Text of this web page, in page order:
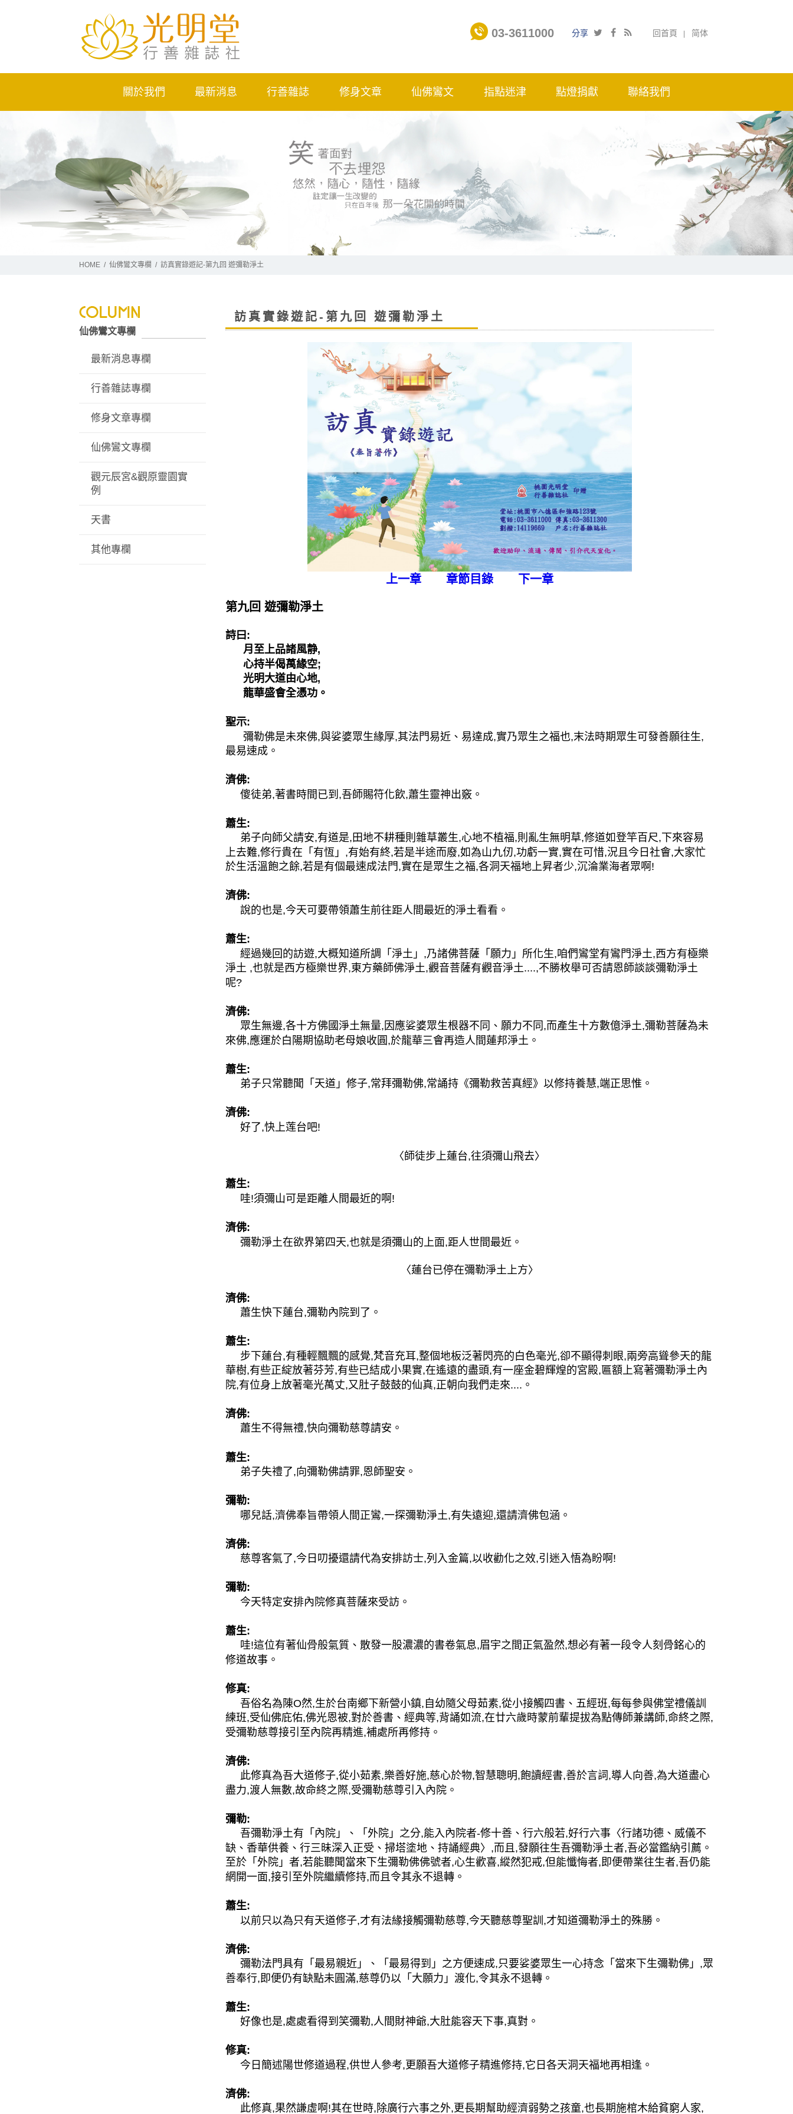
回首頁 简体
分享
03-3611000
關於我們 最新消息 行善雜誌 修身文章 仙佛鸞文 指點迷津 點燈捐獻 聯絡我們
HOME 仙佛鸞文專欄 訪真實錄遊記-第九回 遊彌勒淨土
訪真實錄遊記-第九回 遊彌勒淨土
上一章 章節目錄 下一章
第九回 遊彌勒淨土
詩曰:
月至上品諸風静,
心持半偈萬緣空;
光明大道由心地,
龍華盛會全憑功。
聖示:
彌勒佛是未來佛,與娑婆眾生緣厚,其法門易近、易達成,實乃眾生之福也,末法時期眾生可發善願往生,
最易速成。
濟佛:
傻徒弟,著書時間已到,吾師賜符化飲,蕭生靈神出竅。
蕭生:
弟子向師父請安,有道是,田地不耕種則雜草叢生,心地不植福,則亂生無明草,修道如登竿百尺,下來容易
上去難,修行貴在「有恆」,有始有終,若是半途而廢,如為山九仞,功虧一實,實在可惜,況且今日社會,大家忙
於生活溫飽之餘,若是有個最速成法門,實在是眾生之福,各洞天福地上昇者少,沉淪業海者眾啊!
濟佛:
說的也是,今天可要帶領蕭生前往距人間最近的淨土看看。
蕭生:
經過幾回的訪遊,大概知道所調「淨土」,乃諸佛菩薩「願力」所化生,咱們鸞堂有鸞門淨土,西方有極樂
淨土 ,也就是西方極樂世界,東方藥師佛淨土,觀音菩薩有觀音淨土....,不勝枚舉可否請恩師談談彌勒淨土
呢?
濟佛:
眾生無邊,各十方佛國淨土無量,因應娑婆眾生根器不同、願力不同,而產生十方數億淨土,彌勒菩薩為未
來佛,應運於白陽期協助老母娘收圓,於龍華三會再造人間蓮邦淨土。
蕭生:
弟子只常聽聞「天道」修子,常拜彌勒佛,常誦持《彌勒救苦真經》以修持養慧,端正思惟。
濟佛:
好了,快上莲台吧!
〈師徒步上蓮台,往須彌山飛去〉
蕭生:
哇!須彌山可是距離人間最近的啊!
濟佛:
彌勒淨土在欲界第四天,也就是須彌山的上面,距人世間最近。
〈蓮台已停在彌勒淨土上方〉
濟佛:
蕭生快下蓮台,彌勒內院到了。
蕭生:
步下蓮台,有種輕飄飄的感覺,梵音充耳,整個地板泛著閃亮的白色毫光,卻不顯得刺眼,兩旁高聳參天的龍
華樹,有些正綻放著芬芳,有些已結成小果實,在遙遠的盡頭,有一座金碧輝煌的宮殿,匾額上寫著彌勒淨土內
院,有位身上放著毫光萬丈,又肚子鼓鼓的仙真,正朝向我們走來....。
濟佛:
蕭生不得無禮,快向彌勒慈尊請安。
蕭生:
弟子失禮了,向彌勒佛請罪,恩師聖安。
彌勒:
哪兒話,濟佛奉旨帶領人間正鸞,一探彌勒淨土,有失遠迎,還請濟佛包涵。
濟佛:
慈尊客氣了,今日叨擾還請代為安排訪士,列入金篇,以收勸化之效,引迷入悟為盼啊!
彌勒:
今天特定安排內院修真菩薩來受訪。
蕭生:
哇!這位有著仙骨般氣質、散發一股濃濃的書卷氣息,眉宇之間正氣盈然,想必有著一段令人刻骨銘心的
修道故事。
修真:
吾俗名為陳O然,生於台南鄉下新營小鎮,自幼隨父母茹素,從小接觸四書、五經班,每每參與佛堂禮儀訓
練班,受仙佛庇佑,佛光恩被,對於善書、經典等,背誦如流,在廿六歲時蒙前輩提拔為點傳師兼講師,命終之際,
受彌勒慈尊接引至內院再精進,補處所再修持。
濟佛:
此修真為吾大道修子,從小茹素,樂善好施,慈心於物,智慧聰明,飽讀經書,善於言詞,導人向善,為大道盡心
盡力,渡人無數,故命終之際,受彌勒慈尊引入內院。
彌勒:
吾彌勒淨土有「內院」、「外院」之分,能入內院者-修十善、行六般若,好行六事〈行諸功德、威儀不
缺、香華供養、行三昧深入正受、掃塔塗地、持誦經典〉,而且,發願往生吾彌勒淨土者,吾必當鑑納引薦。
至於「外院」者,若能聽聞當來下生彌勒佛佛號者,心生歡喜,縱然犯戒,但能懺悔者,即便帶業往生者,吾仍能
網開一面,接引至外院繼續修持,而且令其永不退轉。
蕭生:
以前只以為只有天道修子,才有法緣接觸彌勒慈尊,今天聽慈尊聖訓,才知道彌勒淨土的殊勝。
濟佛:
彌勒法門具有「最易親近」、「最易得到」之方便速成,只要娑婆眾生一心持念「當來下生彌勒佛」,眾
善奉行,即便仍有缺點未圓滿,慈尊仍以「大願力」渡化,令其永不退轉。
蕭生:
好像也是,處處看得到笑彌勒,人間財神爺,大肚能容天下事,真對。
修真:
今日簡述陽世修道過程,供世人參考,更願吾大道修子精進修持,它日各天洞天福地再相逢。
濟佛:
此修真,果然謙虛啊!其在世時,除廣行六事之外,更長期幫助經濟弱勢之孩童,也長期施棺木給貧窮人家,
仙佛鸞文專欄
最新消息專欄
行善雜誌專欄
修身文章專欄
仙佛鸞文專欄
觀元辰宮&觀原靈園實
例
天書
其他專欄